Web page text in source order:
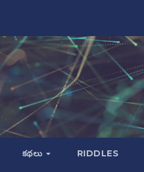
కథలు RIDDLES